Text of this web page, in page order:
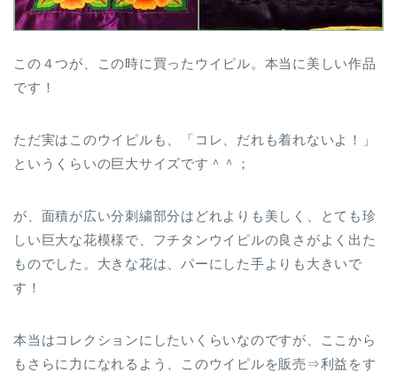
この４つが、この時に買ったウイピル。本当に美しい作品
です！
ただ実はこのウイピルも、「コレ、だれも着れないよ！」
というくらいの巨大サイズです＾＾；
が、面積が広い分刺繍部分はどれよりも美しく、とても珍
しい巨大な花模様で、フチタンウイピルの良さがよく出た
ものでした。大きな花は、パーにした手よりも大きいで
す！
本当はコレクションにしたいくらいなのですが、ここから
もさらに力になれるよう、このウイピルを販売⇒利益をす